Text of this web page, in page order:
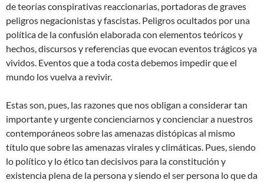
de teorías conspirativas reaccionarias, portadoras de graves
peligros negacionistas y fascistas. Peligros ocultados por una
política de la confusión elaborada con elementos teóricos y
hechos, discursos y referencias que evocan eventos trágicos ya
vividos. Eventos que a toda costa debemos impedir que el
mundo los vuelva a revivir.
Estas son, pues, las razones que nos obligan a considerar tan
importante y urgente concienciarnos y concienciar a nuestros
contemporáneos sobre las amenazas distópicas al mismo
título que sobre las amenazas virales y climáticas. Pues, siendo
lo político y lo ético tan decisivos para la constitución y
existencia plena de la persona y siendo el ser persona lo que da